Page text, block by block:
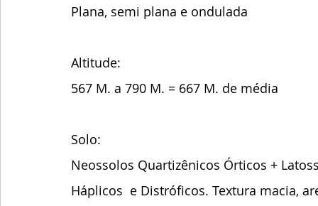
Plana, semi plana e ondulada
Altitude:
567 M. a 790 M. = 667 M. de média
Solo:
Neossolos Quartizênicos Órticos +
Háplicos  e Distróficos. Textura macia,